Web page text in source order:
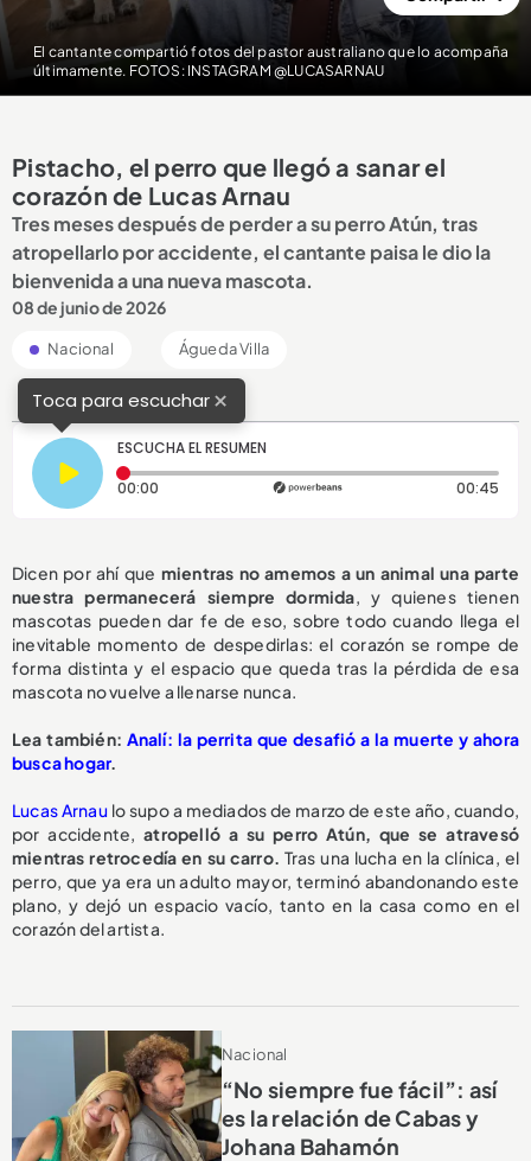
El cantante compartió fotos del pastor australiano que lo acompaña
últimamente. FOTOS: INSTAGRAM @LUCASARNAU
Pistacho, el perro que llegó a sanar el
corazón de Lucas Arnau
Tres meses después de perder a su perro Atún, tras
atropellarlo por accidente, el cantante paisa le dio la
bienvenida a una nueva mascota.
08 de junio de 2026
Nacional Águeda Villa
Toca para escuchar×
ESCUCHA EL RESUMEN
00:00 Tiempo transcurrido: 0 segundos 00:45
Dicen por ahí que mientras no amemos a un animal una parte
nuestra permanecerá siempre dormida, y quienes tienen
mascotas pueden dar fe de eso, sobre todo cuando llega el
inevitable momento de despedirlas: el corazón se rompe de
forma distinta y el espacio que queda tras la pérdida de esa
mascota no vuelve a llenarse nunca.
Lea también: Analí: la perrita que desafió a la muerte y ahora
busca hogar.
Lucas Arnaulo supo a mediados de marzo de este año, cuando,
por accidente,atropelló a su perro Atún, que se atravesó
mientras retrocedía en su carro. Tras una lucha en la clínica, el
perro, que ya era un adulto mayor, terminó abandonando este
plano, y dejó un espacio vacío, tanto en la casa como en el
corazón del artista.
Nacional
“No siempre fue fácil”: así
es la relación de Cabas y
Johana Bahamón